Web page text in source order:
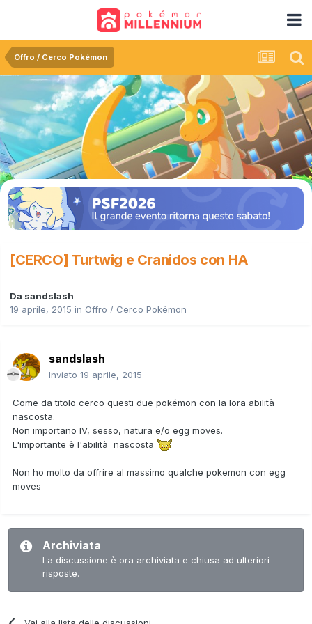
Offro / Cerco Pokémon
[CERCO] Turtwig e Cranidos con HA
Da sandslash
19 aprile, 2015 in Offro / Cerco Pokémon
sandslash
Inviato 19 aprile, 2015
Come da titolo cerco questi due pokémon con la lora abilità
nascosta.
Non importano IV, sesso, natura e/o egg moves.
L'importante è l'abilità nascosta
Non ho molto da offrire al massimo qualche pokemon con egg
moves
Archiviata
La discussione è ora archiviata e chiusa ad ulteriori
risposte.